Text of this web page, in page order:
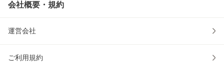
会社概要・規約
運営会社
ご利用規約